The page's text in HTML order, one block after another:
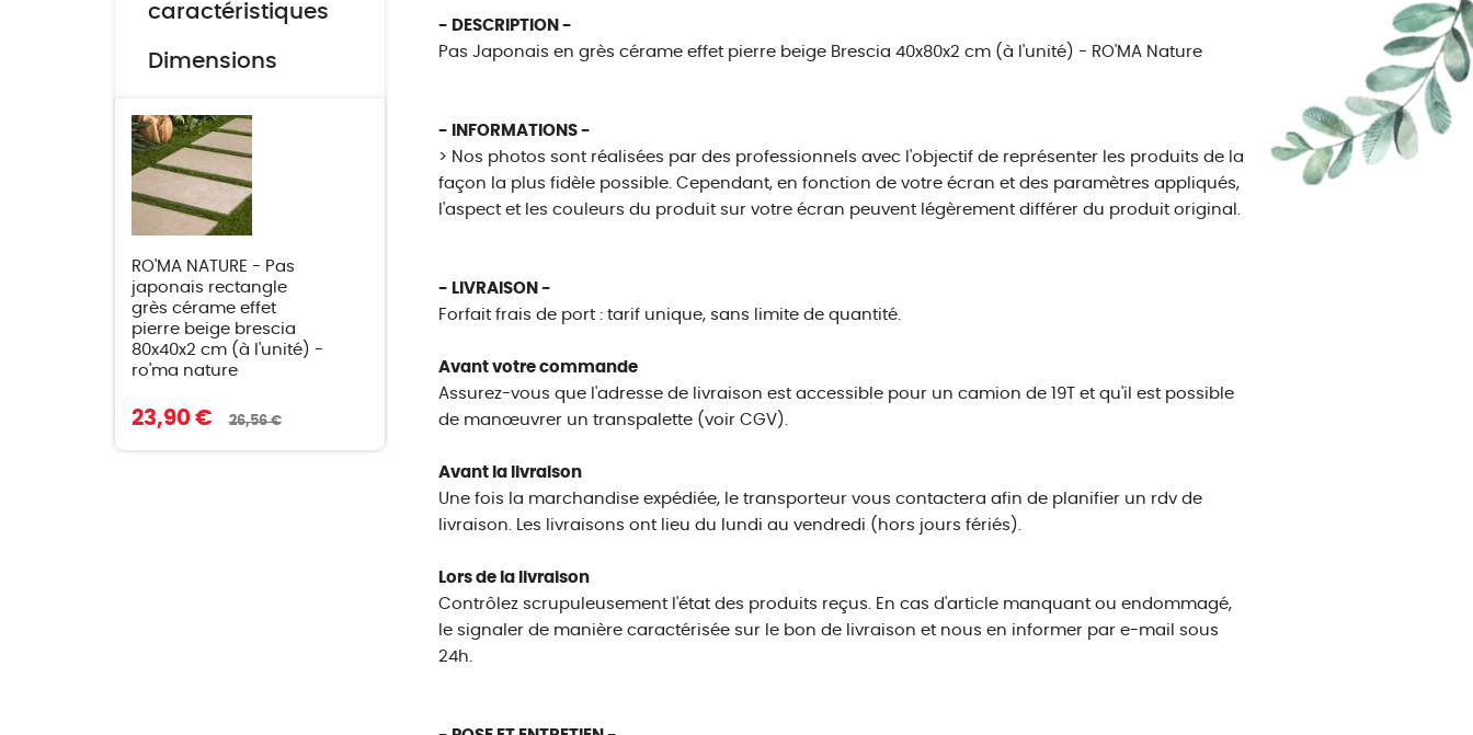
caractéristiques
Dimensions
RO'MA NATURE - Pas
japonais rectangle
grès cérame effet
pierre beige brescia
80x40x2 cm (à l'unité) -
ro'ma nature
23,90 € 26,56 €
- DESCRIPTION -
Pas Japonais en grès cérame effet pierre beige Brescia 40x80x2 cm (à l'unité) - RO'MA Nature
- INFORMATIONS -
> Nos photos sont réalisées par des professionnels avec l'objectif de représenter les produits de la
façon la plus fidèle possible. Cependant, en fonction de votre écran et des paramètres appliqués,
l'aspect et les couleurs du produit sur votre écran peuvent légèrement différer du produit original.
- LIVRAISON -
Forfait frais de port : tarif unique, sans limite de quantité.
Avant votre commande
Assurez-vous que l'adresse de livraison est accessible pour un camion de 19T et qu'il est possible
de manœuvrer un transpalette (voir CGV).
Avant la livraison
Une fois la marchandise expédiée, le transporteur vous contactera afin de planifier un rdv de
livraison. Les livraisons ont lieu du lundi au vendredi (hors jours fériés).
Lors de la livraison
Contrôlez scrupuleusement l'état des produits reçus. En cas d'article manquant ou endommagé,
le signaler de manière caractérisée sur le bon de livraison et nous en informer par e-mail sous
24h.